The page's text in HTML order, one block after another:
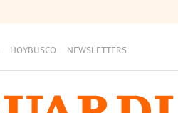
HOYBUSCO NEWSLETTERS